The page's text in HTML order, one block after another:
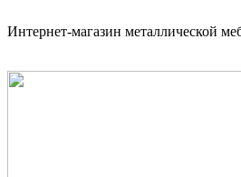
Интернет-магазин металлической